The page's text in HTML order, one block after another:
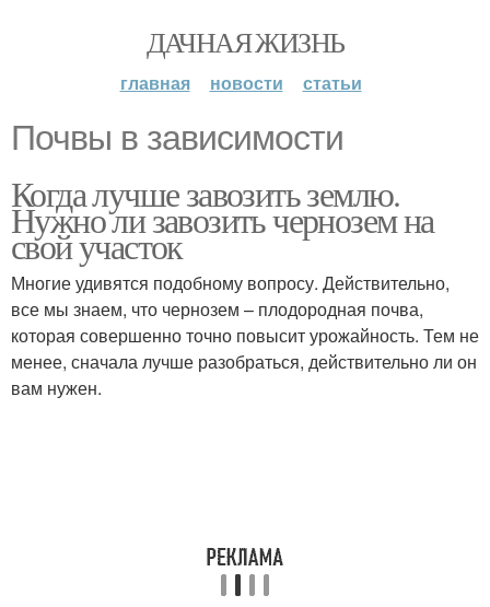
ДАЧНАЯ ЖИЗНЬ
главная новости статьи
Почвы в зависимости
Когда лучше завозить землю.
Нужно ли завозить чернозем на
свой участок
Многие удивятся подобному вопросу. Действительно,
все мы знаем, что чернозем – плодородная почва,
которая совершенно точно повысит урожайность. Тем не
менее, сначала лучше разобраться, действительно ли он
вам нужен.